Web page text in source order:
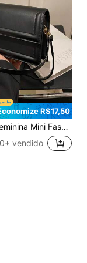
R$17,50
de Vanguarda, para Uso Casual Diário
vendido